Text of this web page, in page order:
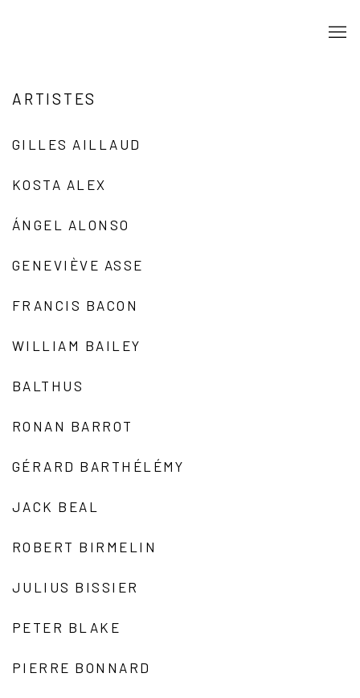
ARTISTES
GILLES AILLAUD
KOSTA ALEX
ÁNGEL ALONSO
GENEVIÈVE ASSE
FRANCIS BACON
WILLIAM BAILEY
BALTHUS
RONAN BARROT
GÉRARD BARTHÉLÉMY
JACK BEAL
ROBERT BIRMELIN
JULIUS BISSIER
PETER BLAKE
PIERRE BONNARD